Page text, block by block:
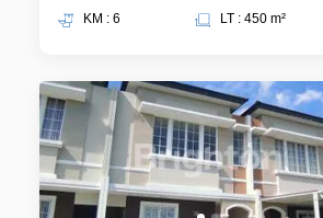
KM : 6
LT : 450 m²